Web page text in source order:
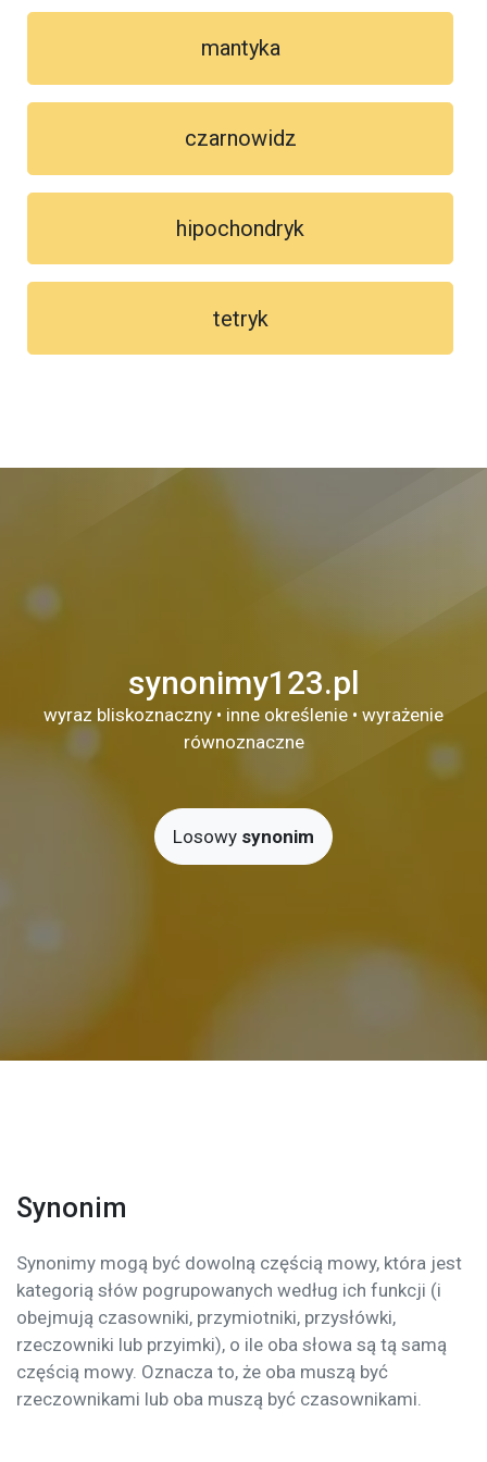
mantyka
czarnowidz
hipochondryk
tetryk
synonimy123.pl
wyraz bliskoznaczny • inne określenie • wyrażenie
równoznaczne
Losowy synonim
Synonim
Synonimy mogą być dowolną częścią mowy, która jest
kategorią słów pogrupowanych według ich funkcji (i
obejmują czasowniki, przymiotniki, przysłówki,
rzeczowniki lub przyimki), o ile oba słowa są tą samą
częścią mowy. Oznacza to, że oba muszą być
rzeczownikami lub oba muszą być czasownikami.